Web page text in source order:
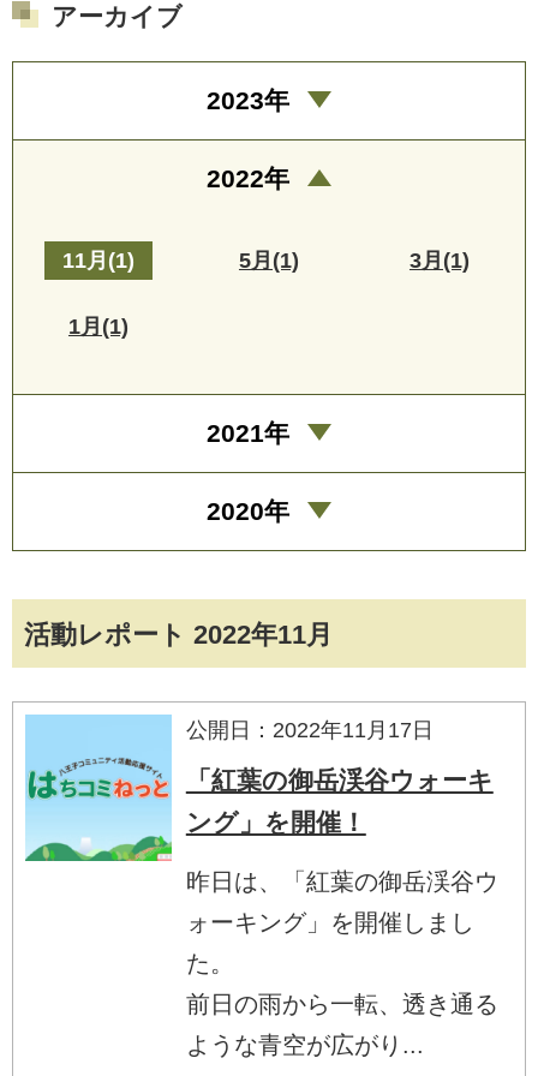
活動レポート 2022年11月
公開日：2022年11月17日
「紅葉の御岳渓谷ウォーキ
ング」を開催！
昨日は、「紅葉の御岳渓谷ウ
ォーキング」を開催しまし
た。
前日の雨から一転、透き通る
ような青空が広がり...
アーカイブ
2023年
2022年
11月(1) 5月(1) 3月(1)
1月(1)
2021年
2020年